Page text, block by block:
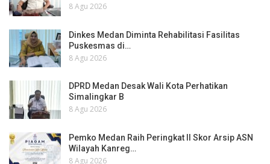
8 Agu 2026
Dinkes Medan Diminta Rehabilitasi Fasilitas
Puskesmas di…
8 Agu 2026
DPRD Medan Desak Wali Kota Perhatikan
Simalingkar B
8 Agu 2026
Pemko Medan Raih Peringkat II Skor Arsip ASN
Wilayah Kanreg…
8 Agu 2026